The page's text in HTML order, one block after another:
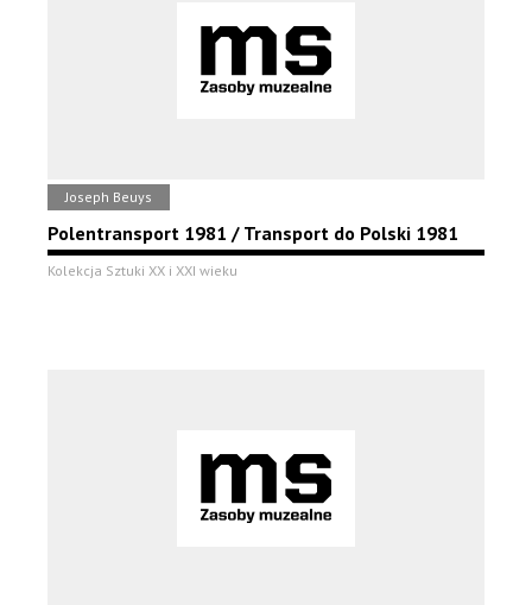
Joseph Beuys
Polentransport 1981 / Transport do Polski 1981
Kolekcja Sztuki XX i XXI wieku